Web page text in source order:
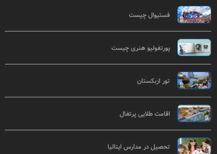
فستیوال چیست
پورتفولیو هنری چیست
تور ازبکستان
اقامت طلایی پرتغال
تحصیل در مدارس ایتالیا